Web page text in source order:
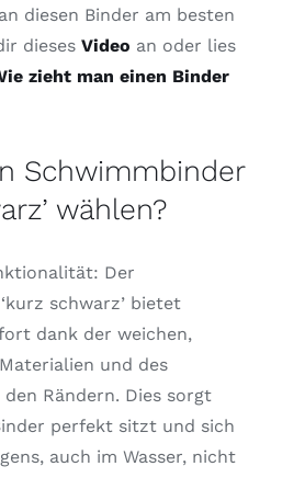
diesen Binder am besten
dieses Video an oder lies
zieht man einen Binder
Schwimmbinder
wählen?
Der
schwarz’ bietet
dank der weichen,
und des
Rändern. Dies sorgt
perfekt sitzt und sich
auch im Wasser, nicht